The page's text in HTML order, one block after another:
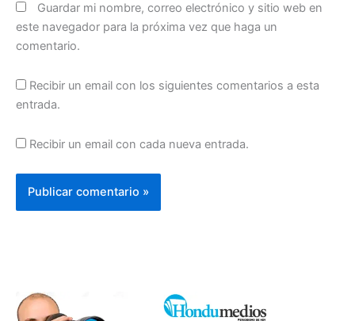
Guardar mi nombre, correo electrónico y sitio web en
este navegador para la próxima vez que haga un
comentario.
Recibir un email con los siguientes comentarios a esta
entrada.
Recibir un email con cada nueva entrada.